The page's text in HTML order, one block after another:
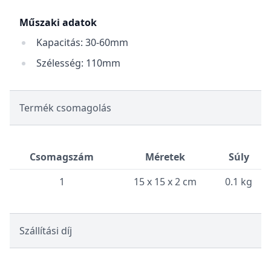
Műszaki adatok
Kapacitás: 30-60mm
Szélesség: 110mm
Termék csomagolás
Csomagszám Méretek
Súly
1
15 x 15 x 2 cm 0.1 kg
Szállítási díj